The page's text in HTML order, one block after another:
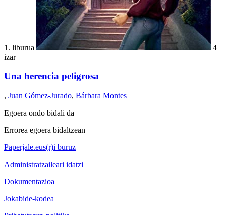
1. liburua
4
izar
Una herencia peligrosa
, Juan Gómez-Jurado, Bárbara Montes
Egoera ondo bidali da
Errorea egoera bidaltzean
Paperjale.eus(r)i buruz
Administratzaileari idatzi
Dokumentazioa
Jokabide-kodea